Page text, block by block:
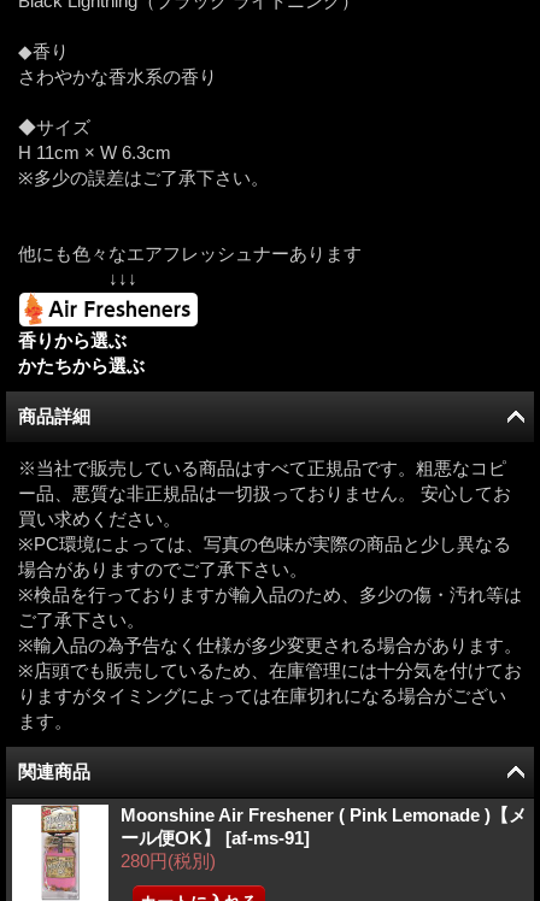
◆香り
さわやかな香水系の香り
◆サイズ
H 11cm × W 6.3cm
※多少の誤差はご了承下さい。
他にも色々なエアフレッシュナーあります
↓↓↓
香りから選ぶ
かたちから選ぶ
商品詳細
※当社で販売している商品はすべて正規品です。粗悪なコピ
ー品、悪質な非正規品は一切扱っておりません。 安心してお
買い求めください。
※PC環境によっては、写真の色味が実際の商品と少し異なる
場合がありますのでご了承下さい。
※検品を行っておりますが輸入品のため、多少の傷・汚れ等は
ご了承下さい。
※輸入品の為予告なく仕様が多少変更される場合があります。
※店頭でも販売しているため、在庫管理には十分気を付けてお
りますがタイミングによっては在庫切れになる場合がござい
ます。
関連商品
Moonshine Air Freshener ( Pink Lemonade )【メ
ール便OK】 [af-ms-91]
280円(税別)